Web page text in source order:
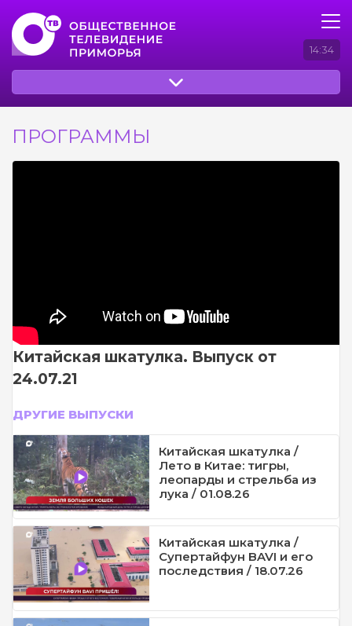
14:34
ПРОГРАММЫ
Китайская шкатулка. Выпуск от
24.07.21
ДРУГИЕ ВЫПУСКИ
Китайская шкатулка /
Лето в Китае: тигры,
леопарды и стрельба из
лука / 01.08.26
Китайская шкатулка /
Супертайфун BAVI и его
последствия / 18.07.26